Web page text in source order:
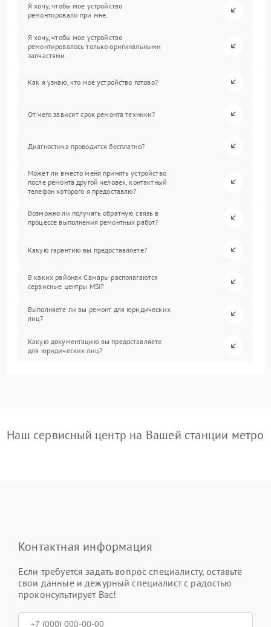
Я хочу, чтобы мое устройство
ремонтировали при мне.
Я хочу, чтобы мое устройство
ремонтировалось только оригинальными
запчастями.
Как я узнаю, что мое устройство готово?
От чего зависит срок ремонта техники?
Диагностика проводится бесплатно?
Может ли вместо меня принять устройство
после ремонта другой человек, контактный
телефон которого я предоставлю?
Возможно ли получать обратную связь в
процессе выполнения ремонтных работ?
Какую гарантию вы предоставляете?
В каких районах Самары располагаются
сервисные центры MSI?
Выполняете ли вы ремонт для юридических
лиц?
Какую документацию вы предоставляете
для юридических лиц?
Наш сервисный центр на Вашей станции метро
Контактная информация
Если требуется задать вопрос специалисту, оставьте
свои данные и дежурный специалист с радостью
проконсультирует Вас!